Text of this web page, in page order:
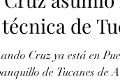
de
Cruz ya está en
de Tucanes de